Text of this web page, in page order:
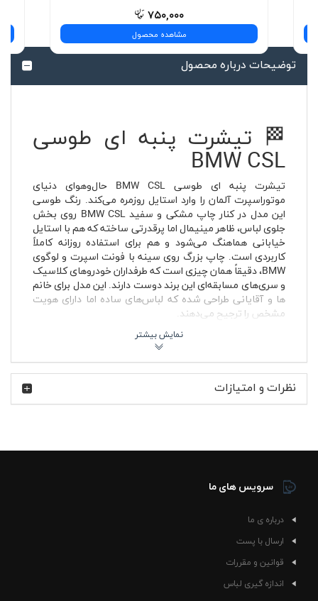
۷۵۰,۰۰۰
مشاهده محصول
توضیحات درباره محصول
🏁 تیشرت پنبه ای طوسی
BMW CSL
تیشرت پنبه ای طوسی BMW CSL حال‌وهوای دنیای
موتوراسپرت آلمان را وارد استایل روزمره می‌کند. رنگ طوسی
این مدل در کنار چاپ مشکی و سفید BMW CSL روی بخش
جلوی لباس، ظاهر مینیمال اما پرقدرتی ساخته که هم با استایل
خیابانی هماهنگ می‌شود و هم برای استفاده روزانه کاملاً
کاربردی است. چاپ بزرگ روی سینه با فونت اسپرت و لوگوی
BMW، دقیقاً همان چیزی است که طرفداران خودروهای کلاسیک
و سری‌های مسابقه‌ای این برند دوست دارند. این مدل برای خانم
ها و آقایانی طراحی شده که لباس‌های ساده اما دارای هویت
مشخص را ترجیح می‌دهند.
عبارت CSL در دنیای BMW به مدل‌های سبک‌تر و مسابقه‌ای
این برند اشاره دارد؛ خودروهایی که برای عملکرد بهتر، وزن کمتر و
حس رانندگی خالص‌تر ساخته شدند. به همین دلیل تیشرت
پنبه ای طوسی BMW CSL حال‌وهوای ماشین‌های پیست و
فرهنگ موتوراسپرت را به استایل روزمره منتقل می‌کند. ترکیب
رنگ طوسی با چاپ تیره باعث شده این تیشرت هم کنار شلوار
پارچه پنبه ای نرم و تنفس پذیر مناسب استفاده طولانی
چاپ بزرگ BMW CSL روی قسمت جلوی تیشرت
یقه گرد کشباف با فرم راحت روی گردن
آستین کوتاه مناسب استایل روزمره و اسپرت
دوخت تمیز و فرم آزاد برای استفاده مشترک خانم ها و
نظرات و امتیازات
سرویس های ما
درباره ی ما
ارسال با پست
قوانین و مقررات
اندازه گیری لباس